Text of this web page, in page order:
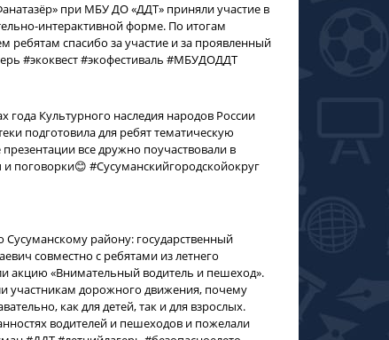
при МБУ ДО «ДДТ» приняли участие в
интерактивной форме. По итогам
ребятам спасибо за участие и за проявленный
#экоквест #экофестиваль #МБУДОДДТ
года Культурного наследия народов России
подготовила для ребят тематическую
все дружно поучаствовали в
поговорки😊 #Сусуманскийгородскойокруг
району: государственный
совместно с ребятами из летнего
акцию «Внимательный водитель и пешеход».
участникам дорожного движения, почему
как для детей, так и для взрослых.
водителей и пешеходов и пожелали